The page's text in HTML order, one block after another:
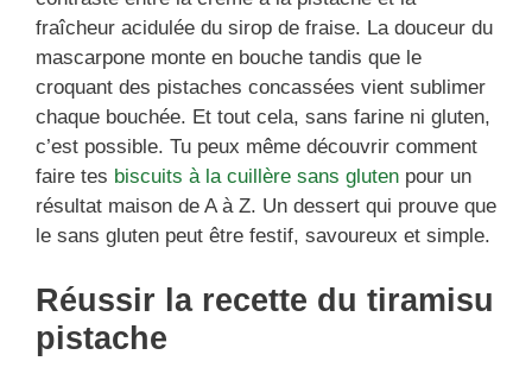
fraîcheur acidulée du sirop de fraise. La douceur du
mascarpone monte en bouche tandis que le
croquant des pistaches concassées vient sublimer
chaque bouchée. Et tout cela, sans farine ni gluten,
c’est possible. Tu peux même découvrir comment
faire tes biscuits à la cuillère sans gluten pour un
résultat maison de A à Z. Un dessert qui prouve que
le sans gluten peut être festif, savoureux et simple.
Réussir la recette du tiramisu
pistache